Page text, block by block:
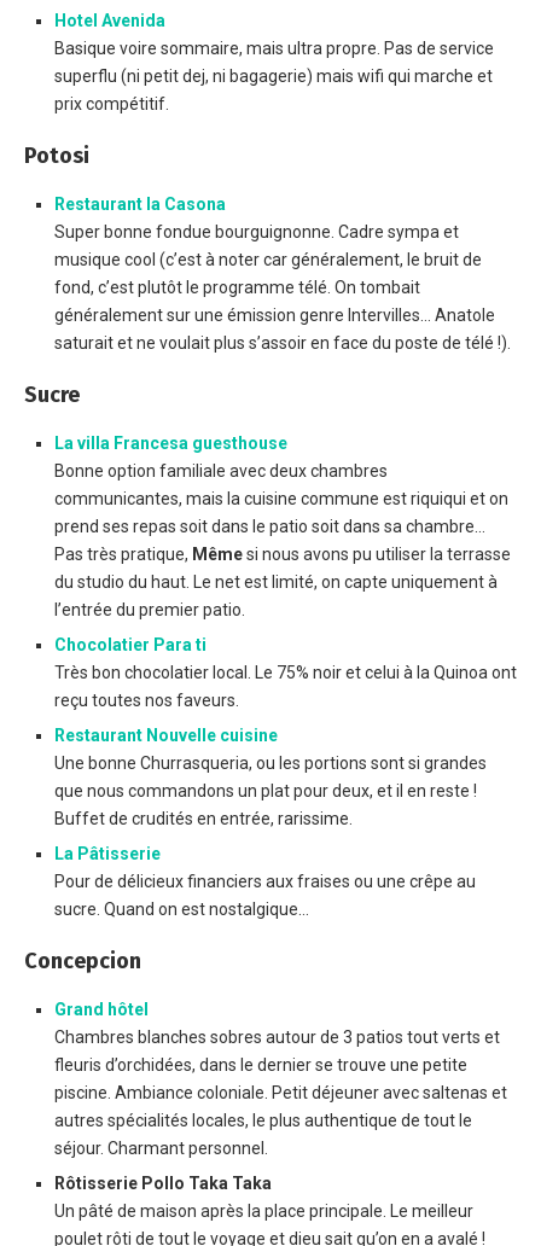
Hotel Avenida
Basique voire sommaire, mais ultra propre. Pas de service
superflu (ni petit dej, ni bagagerie) mais wifi qui marche et
prix compétitif.
Potosi
Restaurant la Casona
Super bonne fondue bourguignonne. Cadre sympa et
musique cool (c’est à noter car généralement, le bruit de
fond, c’est plutôt le programme télé. On tombait
généralement sur une émission genre Intervilles… Anatole
saturait et ne voulait plus s’assoir en face du poste de télé !).
Sucre
La villa Francesa guesthouse
Bonne option familiale avec deux chambres
communicantes, mais la cuisine commune est riquiqui et on
prend ses repas soit dans le patio soit dans sa chambre…
Pas très pratique, Mêmesi nous avons pu utiliser la terrasse
du studio du haut. Le net est limité, on capte uniquement à
l’entrée du premier patio.
Chocolatier Para ti
Très bon chocolatier local. Le 75% noir et celui à la Quinoa ont
reçu toutes nos faveurs.
Restaurant Nouvelle cuisine
Une bonne Churrasqueria, ou les portions sont si grandes
que nous commandons un plat pour deux, et il en reste !
Buffet de crudités en entrée, rarissime.
La Pâtisserie
Pour de délicieux financiers aux fraises ou une crêpe au
sucre. Quand on est nostalgique…
Concepcion
Grand hôtel
Chambres blanches sobres autour de 3 patios tout verts et
fleuris d’orchidées, dans le dernier se trouve une petite
piscine. Ambiance coloniale. Petit déjeuner avec saltenas et
autres spécialités locales, le plus authentique de tout le
séjour. Charmant personnel.
Rôtisserie Pollo Taka Taka
Un pâté de maison après la place principale. Le meilleur
poulet rôti de tout le voyage et dieu sait qu’on en a avalé !